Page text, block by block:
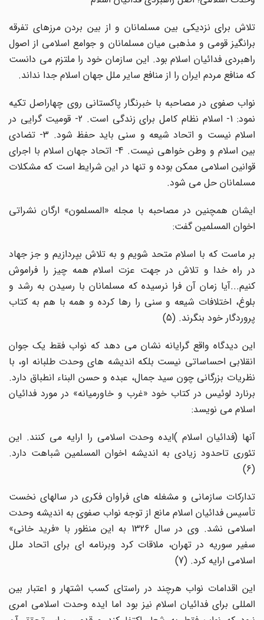
تلاش برای نزدیکی بین مسلمانان و از بین بردن مرزهای تفرقه
برانگیز قومی و مذهبی میان مسلمانان و جوامع اسلامی از اصول
راهبردی فدائیان اسلام بود. این سازمان خود را ملتزم می دانست
که منافع مردم ایران را از منافع سایر ملل جهان اسلام جدا نداند.
نواب صفوی در مصاحبه با خبرنگار پاکستانی روی چهاراصل تکیه
نمود: 1- اسلام نظام کامل برای زندگی است. 2- قومیت گرایی در
اسلام نیست و اتحاد شیعه و سنی باید حفظ شود. 3- تضادی
بین اسلام و وطن خواهی نیست. 4- اتحاد جهان اسلام با اجرای
قوانین اسلامی ممکن بوده و تنها در این شرایط است که مشکلات
مسلمانان حل می شود.
ایشان همچنین در مصاحبه با مجله «المسلمون» ارگان نشراتی
اخوان المسلمین گفت:
بر ماست که با اسلام متحد شویم و به تلاش بپردازیم و جز جهاد
در راه خدا و تلاش در جهت عزت اسلام همه چیز را فراموش
کنیم...آیا زمان آن فرا نرسیده که مسلمانان با رسیدن به رشد و
بلوغ، اختلافات شیعه و سنی را رها کرده و همه با هم به کتاب
پروردگار خود بنگرند. (5)
این دیدگاه واقع گرایانه نشان می دهد که نواب فقط یک جوان
انقلابی احساساتی نیست بلکه اندیشه های وحدت طلبانه او، با
نظریات بزرگانی چون سید جمال، عبده و حسن البناء انطباق دارد.
برنارد لوئیس در کتاب خود «غرب و خاورمیانه» در مورد فدائیان
اسلام می نویسد:
آنها (فدائیان اسلام )ایده وحدت اسلامی را ارایه می کنند. این
تئوری تاحدود زیادی به اندیشه اخوان المسلمین شباهت دارد.
تدارکات سازمانی و مشغله های فراوان فکری در سالهای نخست
تأسیس فدائیان اسلام مانع از توجه نواب صفوی به اندیشه وحدت
اسلامی نشد. وی در سال 1326 به این منظور با «فرید خانی»
سفیر سوریه در تهران، ملاقات کرد وبرنامه ای برای اتحاد ملل
اسلامی ارایه کرد. (7)
این اقدامات نواب هرچند در راستای کسب اشتهار و اعتبار بین
المللی برای فدائیان اسلام نیز بود اما ایده وحدت اسلامی امری